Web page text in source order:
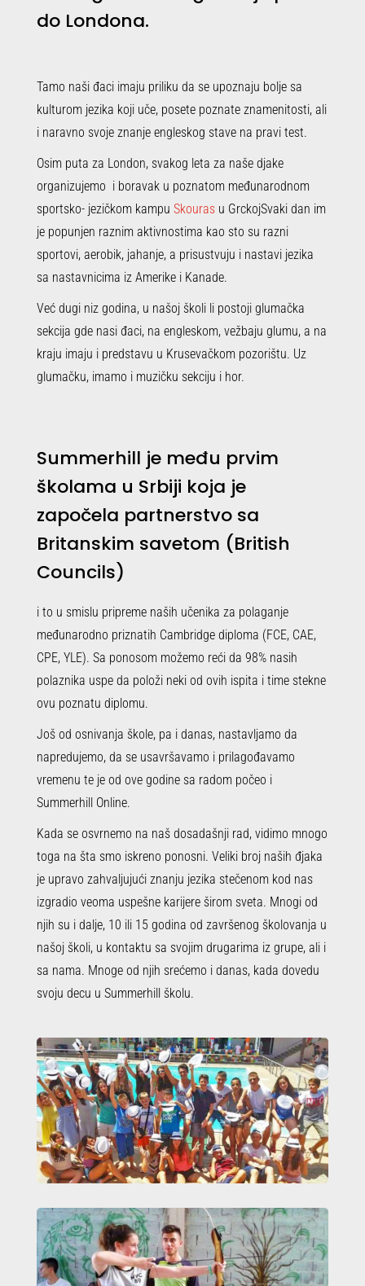
do Londona.
Tamo naši đaci imaju priliku da se upoznaju bolje sa
kulturom jezika koji uče, posete poznate znamenitosti, ali
i naravno svoje znanje engleskog stave na pravi test.
Osim puta za London, svakog leta za naše djake
organizujemo i boravak u poznatom međunarodnom
sportsko- jezičkom kampu Skourasu GrckojSvaki dan im
je popunjen raznim aktivnostima kao sto su razni
sportovi, aerobik, jahanje, a prisustvuju i nastavi jezika
sa nastavnicima iz Amerike i Kanade.
Već dugi niz godina, u našoj školi li postoji glumačka
sekcija gde nasi đaci, na engleskom, vežbaju glumu, a na
kraju imaju i predstavu u Krusevačkom pozorištu. Uz
glumačku, imamo i muzičku sekciju i hor.
Summerhill je među prvim
školama u Srbiji koja je
započela partnerstvo sa
Britanskim savetom (British
Councils)
i to u smislu pripreme naših učenika za polaganje
međunarodno priznatih Cambridge diploma (FCE, CAE,
CPE, YLE). Sa ponosom možemo reći da 98% nasih
polaznika uspe da položi neki od ovih ispita i time stekne
ovu poznatu diplomu.
Još od osnivanja škole, pa i danas, nastavljamo da
napredujemo, da se usavršavamo i prilagođavamo
vremenu te je od ove godine sa radom počeo i
Summerhill Online.
Kada se osvrnemo na naš dosadašnji rad, vidimo mnogo
toga na šta smo iskreno ponosni. Veliki broj naših đjaka
je upravo zahvaljujući znanju jezika stečenom kod nas
izgradio veoma uspešne karijere širom sveta. Mnogi od
njih su i dalje, 10 ili 15 godina od završenog školovanja u
našoj školi, u kontaktu sa svojim drugarima iz grupe, ali i
sa nama. Mnoge od njih srećemo i danas, kada dovedu
svoju decu u Summerhill školu.